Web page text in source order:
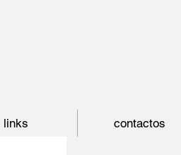
links contactos